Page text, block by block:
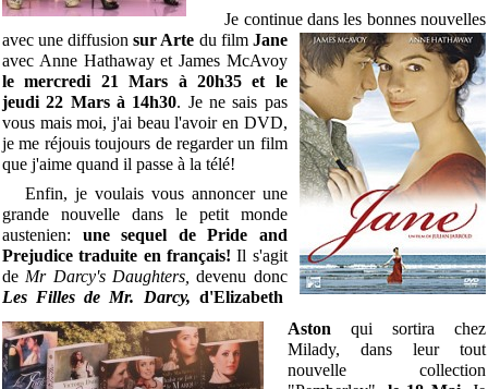
Je continue dans les bonnes nouvelles
avec une diffusionsur Arte du filmJane
avec Anne Hathaway et James McAvoy
le mercredi 21 Mars à 20h35 et le
jeudi 22 Mars à 14h30. Je ne sais pas
vous mais moi, j'ai beau l'avoir en DVD,
je me réjouis toujours de regarder un film
que j'aime quand il passe à la télé!
Enfin, je voulais vous annoncer une
grande nouvelle dans le petit monde
austenien: une sequel de Pride and
Prejudice traduite en français! Il s'agit
de Mr Darcy's Daughters,devenu donc
Les Filles de Mr. Darcy, d'Elizabeth
Aston qui sortira chez
Milady, dans leur tout
nouvelle collection